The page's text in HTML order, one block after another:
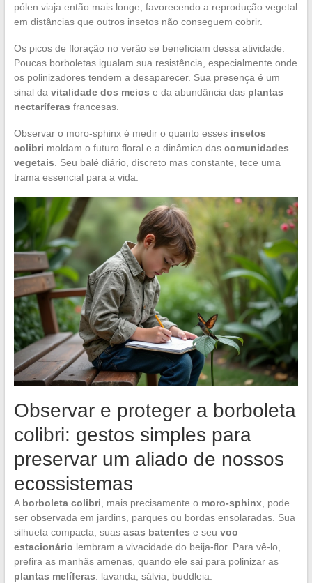
pólen viaja então mais longe, favorecendo a reprodução vegetal
em distâncias que outros insetos não conseguem cobrir.
Os picos de floração no verão se beneficiam dessa atividade.
Poucas borboletas igualam sua resistência, especialmente onde
os polinizadores tendem a desaparecer. Sua presença é um
sinal da vitalidade dos meios e da abundância das plantas
nectaríferas francesas.
Observar o moro-sphinx é medir o quanto esses insetos
colibri moldam o futuro floral e a dinâmica das comunidades
vegetais . Seu balé diário, discreto mas constante, tece uma
trama essencial para a vida.
Observar e proteger a borboleta
colibri: gestos simples para
preservar um aliado de nossos
ecossistemas
A borboleta colibri , mais precisamente o moro-sphinx, pode
ser observada em jardins, parques ou bordas ensolaradas. Sua
silhueta compacta, suas asas batentes e seu voo
estacionário lembram a vivacidade do beija-flor. Para vê-lo,
prefira as manhãs amenas, quando ele sai para polinizar as
plantas melíferas: lavanda, sálvia, buddleia.